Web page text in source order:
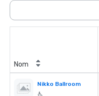
Nom
Nikko Ballroom